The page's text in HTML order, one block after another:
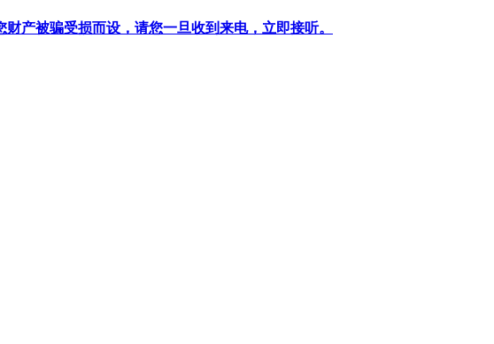
产被骗受损而设，请您一旦收到来电，立即接听。